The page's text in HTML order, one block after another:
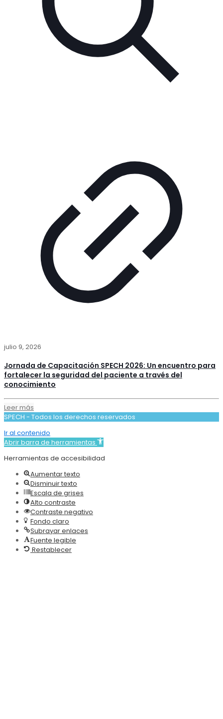
julio 9, 2026
Jornada de Capacitación SPECH 2026: Un encuentro para
fortalecer la seguridad del paciente a través del
conocimiento
Leer más
SPECH - Todos los derechos reservados
Ir al contenido
Abrir barra de herramientas
Herramientas de accesibilidad
Aumentar texto
Disminuir texto
Escala de grises
Alto contraste
Contraste negativo
Fondo claro
Subrayar enlaces
Fuente legible
Restablecer